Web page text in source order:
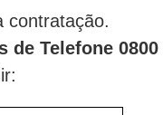
contratação.
de Telefone 0800